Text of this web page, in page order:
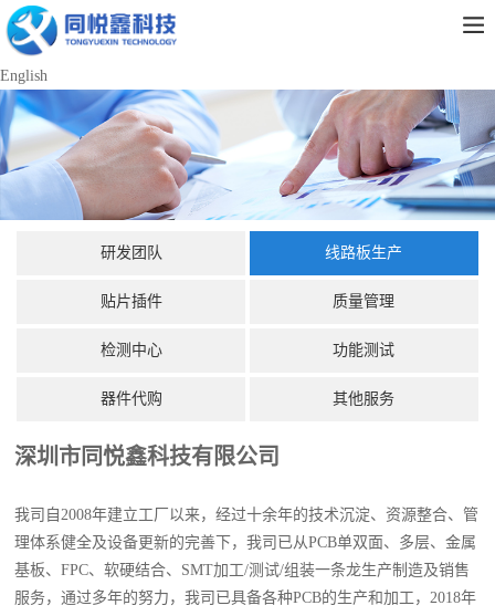
English
研发团队 线路板生产
贴片插件 质量管理
检测中心 功能测试
器件代购 其他服务
深圳市同悦鑫科技有限公司
我司自2008年建立工厂以来，经过十余年的技术沉淀、资源整合、管
理体系健全及设备更新的完善下，我司已从PCB单双面、多层、金属
基板、FPC、软硬结合、SMT加工/测试/组装一条龙生产制造及销售
服务，通过多年的努力，我司已具备各种PCB的生产和加工，2018年